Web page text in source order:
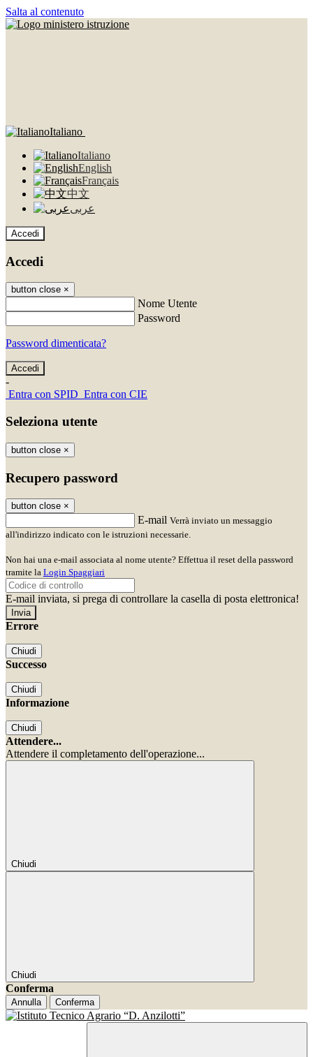
Salta al contenuto
Italiano
Italiano
English
Français
中文
عربى
Accedi
Accedi
button close ×
Nome Utente
Password
Password dimenticata?
-
Entra con SPID Entra con CIE
Seleziona utente
button close ×
Recupero password
button close ×
E-mail Verrà inviato un messaggio
all'indirizzo indicato con le istruzioni necessarie.
Non hai una e-mail associata al nome utente? Effettua il reset della password
tramite la Login Spaggiari
E-mail inviata, si prega di controllare la casella di posta elettronica!
Errore
Chiudi
Successo
Chiudi
Informazione
Chiudi
Attendere...
Attendere il completamento dell'operazione...
Chiudi
Chiudi
Conferma
Annulla Conferma